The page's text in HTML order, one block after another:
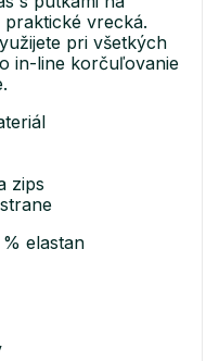
vrecká.
pri všetkých
in-line korčuľovanie
zips
elastan